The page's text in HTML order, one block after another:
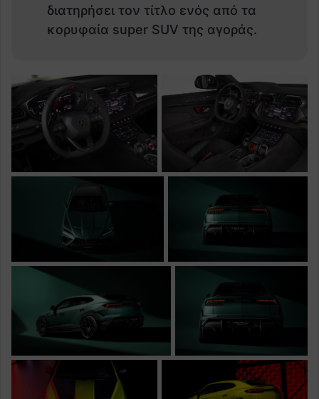
διατηρήσει τον τίτλο ενός από τα
κορυφαία super SUV της αγοράς.